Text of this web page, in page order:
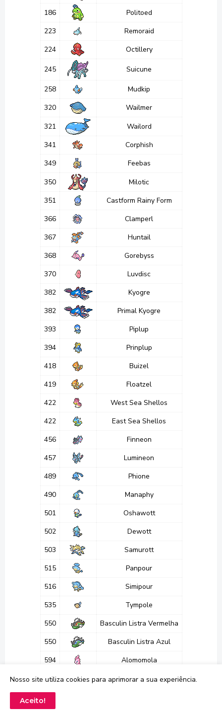
186
Politoed
223
Remoraid
224
Octillery
245 Suicune
258
Mudkip
320
Wailmer
321
Wailord
341
Corphish
349
Feebas
350
Milotic
351
Castform Rainy Form
366
Clamperl
367
Huntail
368
Gorebyss
370
Luvdisc
382
Kyogre
382
Primal Kyogre
393
Piplup
394
Prinplup
418
Buizel
419
Floatzel
422
West Sea Shellos
422
East Sea Shellos
456
Finneon
457
Lumineon
489
Phione
490
Manaphy
501
Oshawott
502
Dewott
503
Samurott
515
Panpour
516
Simipour
535
Tympole
550
Basculin Listra Vermelha
550
Basculin Listra Azul
594
Alomomola
656
Froakie
657
Nosso site utiliza cookies para aprimorar a sua experiência.
Aceito!